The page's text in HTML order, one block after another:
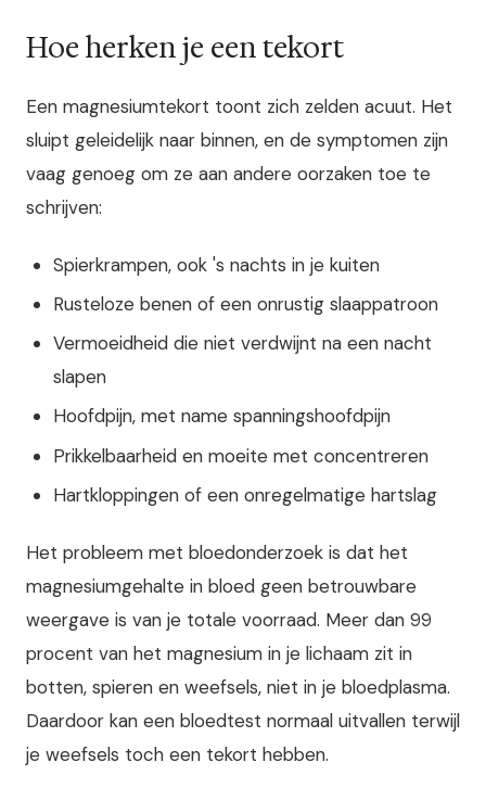
Hoe herken je een tekort
Een magnesiumtekort toont zich zelden acuut. Het
sluipt geleidelijk naar binnen, en de symptomen zijn
vaag genoeg om ze aan andere oorzaken toe te
schrijven:
Spierkrampen, ook 's nachts in je kuiten
Rusteloze benen of een onrustig slaappatroon
Vermoeidheid die niet verdwijnt na een nacht
slapen
Hoofdpijn, met name spanningshoofdpijn
Prikkelbaarheid en moeite met concentreren
Hartkloppingen of een onregelmatige hartslag
Het probleem met bloedonderzoek is dat het
magnesiumgehalte in bloed geen betrouwbare
weergave is van je totale voorraad. Meer dan 99
procent van het magnesium in je lichaam zit in
botten, spieren en weefsels, niet in je bloedplasma.
Daardoor kan een bloedtest normaal uitvallen terwijl
je weefsels toch een tekort hebben.